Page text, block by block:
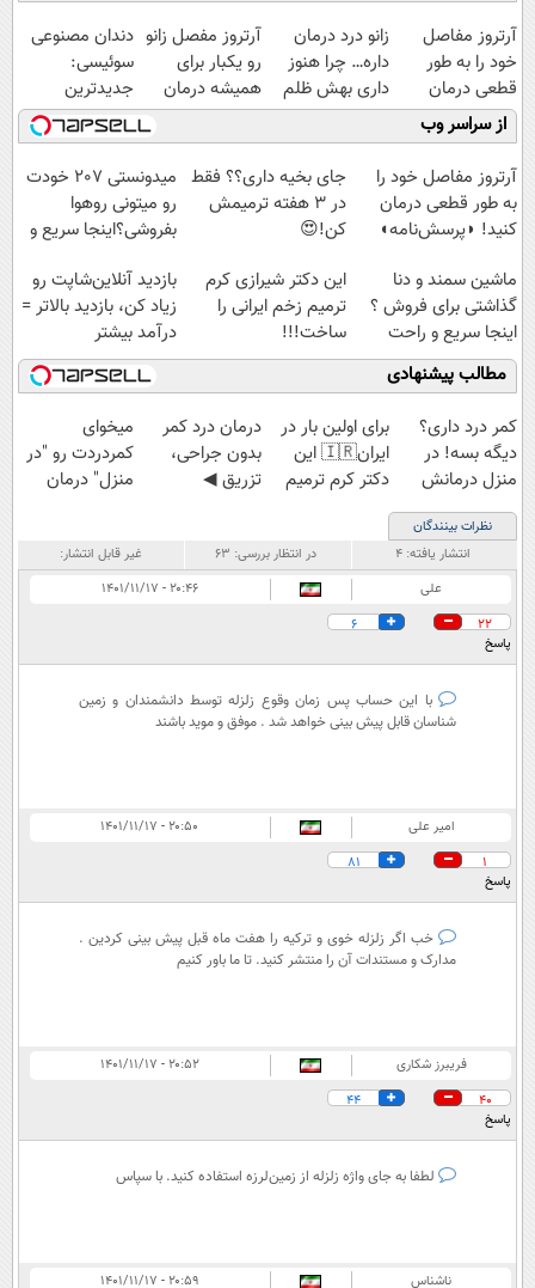
آرتروز مفاصل
خود را به طور
قطعی درمان
کنید!
◗پرسش‌نامه◖
زانو درد درمان
داره… چرا هنوز
داری بهش ظلم
می‌کنی؟
آرتروز مفصل زانو
رو یکبار برای
همیشه درمان
کن!
◗پرسش‌نامه◖
دندان مصنوعی
سوئیسی:
جدیدترین
فناوری اروپا،
سبک و مقاوم |
پرداخت قسطی
از سراسر وب
آرتروز مفاصل خود را
به طور قطعی درمان
کنید! ◗پرسش‌نامه◖
جای بخیه داری؟؟ فقط
در 3 هفته ترمیمش
کن!😍
میدونستی 207 خودت
رو میتونی روهوا
بفروشی؟اینجا سریع و
ماشین سمند و دنا
گذاشتی برای فروش ؟
اینجا سریع و راحت
بفروش
این دکتر شیرازی کرم
ترمیم زخم ایرانی را
ساخت!!!
بازدید آنلاین‌شاپت رو
زیاد کن، بازدید بالاتر =
درآمد بیشتر
مطالب پیشنهادی
کمر درد داری؟
دیگه بسه! در
منزل درمانش
کن
(◀پرسش‌نامه)
برای اولین بار در
ایران🇮🇷 این
دکتر کرم ترمیم
درمان درد کمر
بدون جراحی،
تزریق ◀
میخوای
کمردردت رو "در
منزل" درمان
نظرات بینندگان
انتشار یافته:۴ در انتظار بررسی: ۶۳
غیر قابل انتشار:
علی
۲۰:۴۶ - ۱۴۰۱/۱۱/۱۷
22
6
پاسخ
با این حساب پس زمان وقوع زلزله توسط دانشمندان و زمین
شناسان قابل پیش بینی خواهد شد . موفق و موید باشند
امیر علی
۲۰:۵۰ - ۱۴۰۱/۱۱/۱۷
1
81
پاسخ
خب اگر زلزله خوی و ترکیه را هفت ماه قبل پیش بینی کردین .
مدارک و مستندات آن را منتشر کنید. تا ما باور کنیم
فريبرز شکاری
۲۰:۵۲ - ۱۴۰۱/۱۱/۱۷
40
44
پاسخ
لطفا به جای واژه زلزله از زمین‌لرزه استفاده کنید. با سپاس
ناشناس ۲۰:۵۹ - ۱۴۰۱/۱۱/۱۷